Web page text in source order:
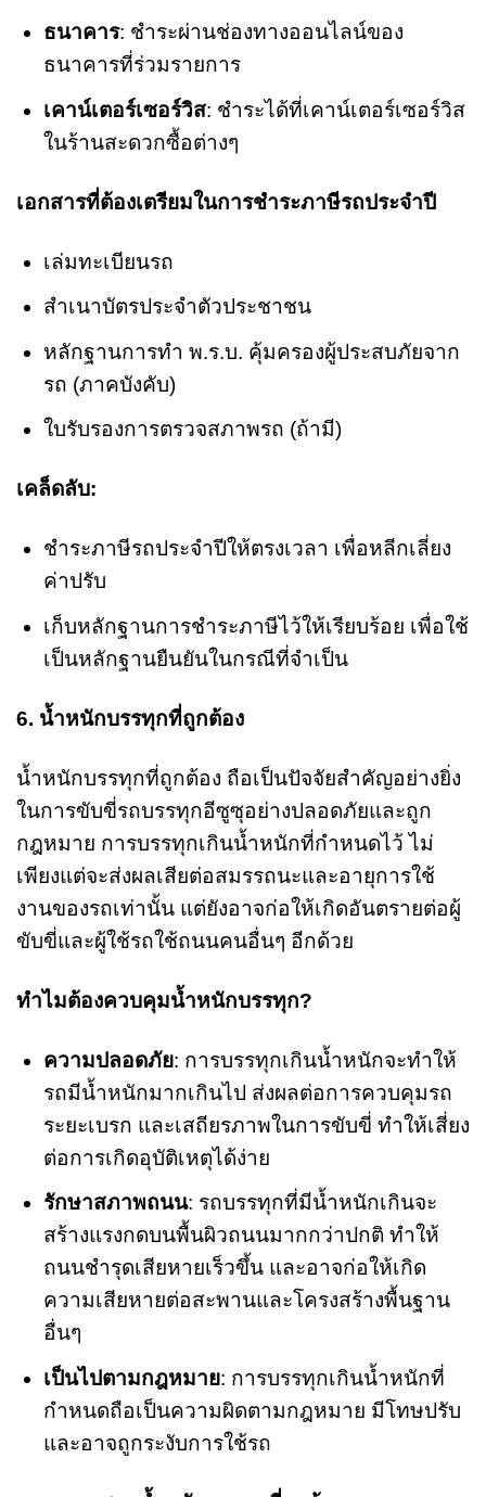
ธนาคาร: ชำระผ่านช่องทางออนไลน์ของ
ธนาคารที่ร่วมรายการ
เคาน์เตอร์เซอร์วิส: ชำระได้ที่เคาน์เตอร์เซอร์วิส
ในร้านสะดวกซื้อต่างๆ
เอกสารที่ต้องเตรียมในการชำระภาษีรถประจำปี
เล่มทะเบียนรถ
สำเนาบัตรประจำตัวประชาชน
หลักฐานการทำ พ.ร.บ. คุ้มครองผู้ประสบภัยจาก
รถ (ภาคบังคับ)
ใบรับรองการตรวจสภาพรถ (ถ้ามี)
เคล็ดลับ:
ชำระภาษีรถประจำปีให้ตรงเวลา เพื่อหลีกเลี่ยง
ค่าปรับ
เก็บหลักฐานการชำระภาษีไว้ให้เรียบร้อย เพื่อใช้
เป็นหลักฐานยืนยันในกรณีที่จำเป็น
6. น้ำหนักบรรทุกที่ถูกต้อง
น้ำหนักบรรทุกที่ถูกต้อง ถือเป็นปัจจัยสำคัญอย่างยิ่ง
ในการขับขี่รถบรรทุกอีซูซุอย่างปลอดภัยและถูก
กฎหมาย การบรรทุกเกินน้ำหนักที่กำหนดไว้ ไม่
เพียงแต่จะส่งผลเสียต่อสมรรถนะและอายุการใช้
งานของรถเท่านั้น แต่ยังอาจก่อให้เกิดอันตรายต่อผู้
ขับขี่และผู้ใช้รถใช้ถนนคนอื่นๆ อีกด้วย
ทำไมต้องควบคุมน้ำหนักบรรทุก?
ความปลอดภัย: การบรรทุกเกินน้ำหนักจะทำให้
รถมีน้ำหนักมากเกินไป ส่งผลต่อการควบคุมรถ
ระยะเบรก และเสถียรภาพในการขับขี่ ทำให้เสี่ยง
ต่อการเกิดอุบัติเหตุได้ง่าย
รักษาสภาพถนน: รถบรรทุกที่มีน้ำหนักเกินจะ
สร้างแรงกดบนพื้นผิวถนนมากกว่าปกติ ทำให้
ถนนชำรุดเสียหายเร็วขึ้น และอาจก่อให้เกิด
ความเสียหายต่อสะพานและโครงสร้างพื้นฐาน
อื่นๆ
เป็นไปตามกฎหมาย: การบรรทุกเกินน้ำหนักที่
กำหนดถือเป็นความผิดตามกฎหมาย มีโทษปรับ
และอาจถูกระงับการใช้รถ